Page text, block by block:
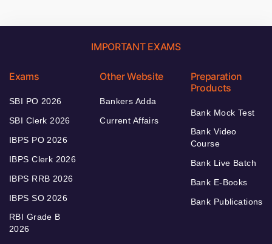
IMPORTANT EXAMS
Exams
SBI PO 2026
SBI Clerk 2026
IBPS PO 2026
IBPS Clerk 2026
IBPS RRB 2026
IBPS SO 2026
RBI Grade B
2026
Other Website
Bankers Adda
Current Affairs
Preparation
Products
Bank Mock Test
Bank Video
Course
Bank Live Batch
Bank E-Books
Bank Publications